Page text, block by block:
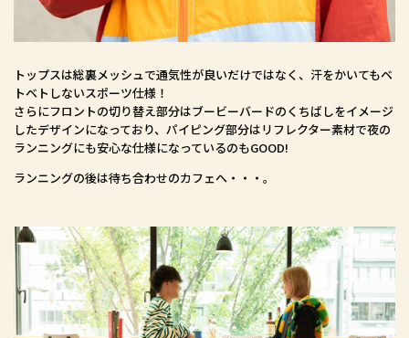
トップスは総裏メッシュで通気性が良いだけではなく、汗をかいてもベ
トベトしないスポーツ仕様！
さらにフロントの切り替え部分はブービーバードのくちばしをイメージ
したデザインになっており、パイピング部分はリフレクター素材で夜の
ランニングにも安心な仕様になっているのもGOOD!
ランニングの後は待ち合わせのカフェへ・・・。